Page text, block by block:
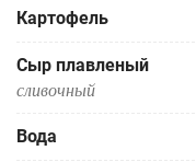
Картофель
Сыр плавленый
сливочный
Вода